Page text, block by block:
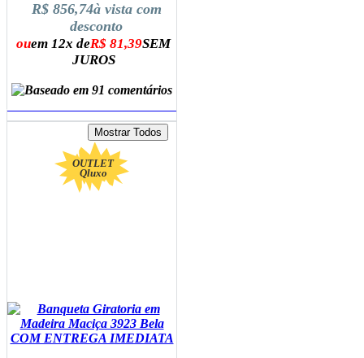
R$ 856,74à vista com
desconto
ouem 12x deR$ 81,39SEM
JUROS
OUTLET
Qluxo